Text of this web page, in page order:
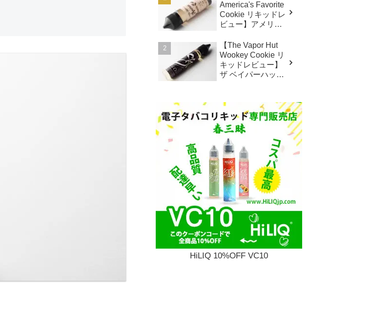
America's Favorite
Cookie リキッドレ
ビュー】アメリカ
クッキー
【The Vapor Hut
Wookey Cookie リ
キッドレビュー】
ザ ベイパーハット
HiLIQ 10%OFF VC10